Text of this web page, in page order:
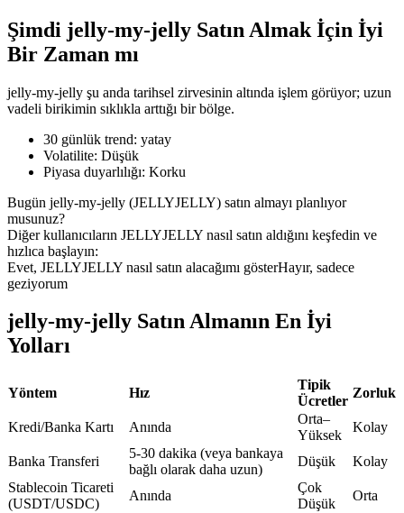
USDC Vadeli İşlemleri
USDC'yi teminat olarak kullanan vadeli işlemler
En iyi traderlarla güçlerinizi birleştirin
Şimdi jelly-my-jelly Satın Almak İçin İyi
Bir Zaman mı
jelly-my-jelly şu anda tarihsel zirvesinin altında işlem görüyor; uzun
vadeli birikimin sıklıkla arttığı bir bölge.
30 günlük trend: yatay
Volatilite: Düşük
Piyasa duyarlılığı: Korku
Bugün jelly-my-jelly (JELLYJELLY) satın almayı planlıyor
musunuz?
Diğer kullanıcıların JELLYJELLY nasıl satın aldığını keşfedin ve
hızlıca başlayın:
Evet, JELLYJELLY nasıl satın alacağımı gösterHayır, sadece
geziyorum
jelly-my-jelly Satın Almanın En İyi
Yolları
Yöntem Hız
Tipik
Ücretler
Zorluk
Kredi/Banka Kartı Anında
Orta–
Yüksek
Kolay
Banka Transferi
5-30 dakika (veya bankaya
bağlı olarak daha uzun)
Düşük
Kolay
Stablecoin Ticareti
(USDT/USDC)
Anında
Çok
Düşük
Orta